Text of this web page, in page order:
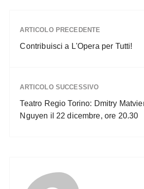
ARTICOLO PRECEDENTE
Contribuisci a L'Opera per Tutti!
ARTICOLO SUCCESSIVO
Teatro Regio Torino: Dmitry
Nguyen il 22 dicembre, ore 20.30